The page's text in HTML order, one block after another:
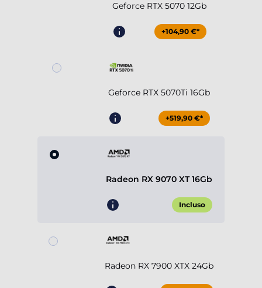
Geforce RTX 5070 12Gb
+104,90 €*
Geforce RTX 5070Ti 16Gb
+519,90 €*
Radeon RX 9070 XT 16Gb
Incluso
Radeon RX 7900 XTX 24Gb